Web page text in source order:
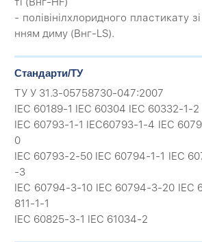
- полівінілхлоридного пластикату
нням диму (Внг-LS).
Стандарти/ТУ
ТУ У 31.3-05758730-047:2007
IEC 60189-1 IEC 60304 IEC 60332-1-
IEC 60793-1-1 IEC60793-1-4 IEC
0
IEC 60793-2-50 IEC 60794-1-1 IEC
-3
IEC 60794-3-10 IEC 60794-3-20 IEC
811-1-1
IEC 60825-3-1 IEC 61034-2